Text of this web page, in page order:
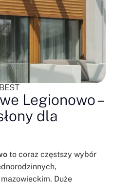
Legionowo –
dla
to coraz częstszy wybór
Duże